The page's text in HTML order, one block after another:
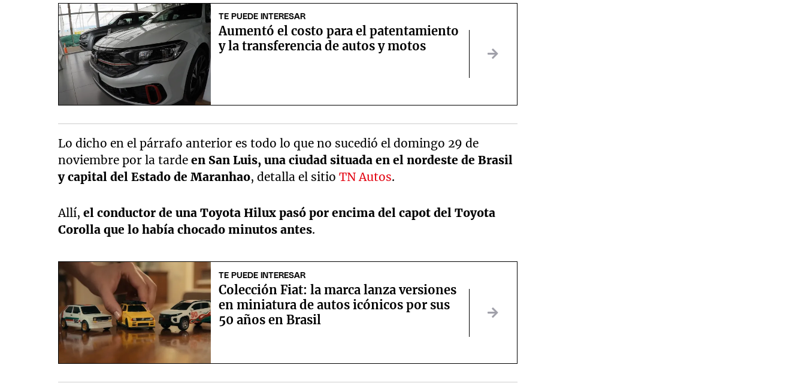
TE PUEDE INTERESAR
Aumentó el costo para el patentamiento
y la transferencia de autos y motos
Lo dicho en el párrafo anterior es todo lo que no sucedió el domingo 29 de
noviembre por la tardeen San Luis, una ciudad situada en el nordeste de Brasil
y capital del Estado de Maranhao, detalla el sitioTN Autos.
Allí,el conductor de una Toyota Hilux pasó por encima del capot del Toyota
Corolla que lo había chocado minutos antes.
TE PUEDE INTERESAR
Colección Fiat: la marca lanza versiones
en miniatura de autos icónicos por sus
50 años en Brasil